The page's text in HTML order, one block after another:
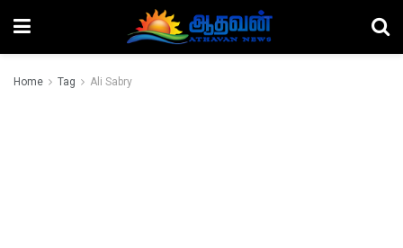
Home Tag Ali Sabry